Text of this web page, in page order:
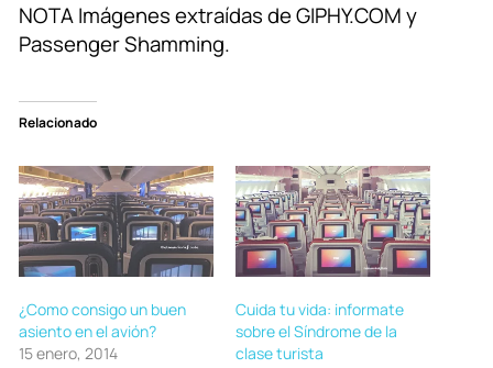
NOTA Imágenes extraídas de GIPHY.COM y
Passenger Shamming.
Relacionado
¿Como consigo un buen
asiento en el avión?
15 enero, 2014
Cuida tu vida: informate
sobre el Síndrome de la
clase turista